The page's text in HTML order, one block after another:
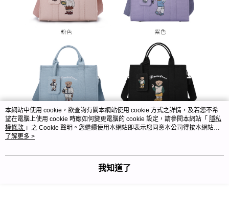
本網站中使用 cookie，欲查詢有關本網站使用 cookie 方式之詳情，及若您不希
望在電腦上使用 cookie 時應如何變更電腦的 cookie 設定，請參閱本網站「 隱私
權條款 」之 Cookie 聲明。您繼續使用本網站即表示您同意本公司得按本網站使
用條款之 Cookie 聲明使用 cookie。
了解更多 >
我知道了